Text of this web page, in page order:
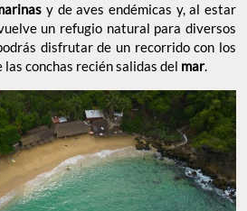
y de aves endémicas y, al estar
un refugio natural para diversos
disfrutar de un recorrido con los
conchas recién salidas del mar.